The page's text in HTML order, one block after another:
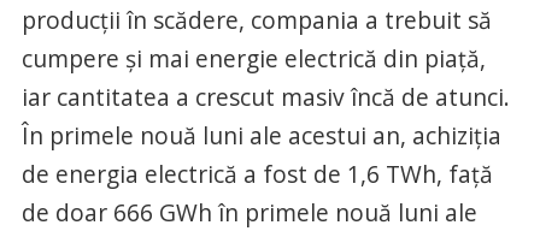
producții în scădere, compania a trebuit să
cumpere și mai energie electrică din piață,
iar cantitatea a crescut masiv încă de atunci.
În primele nouă luni ale acestui an, achiziția
de energia electrică a fost de 1,6 TWh, față
de doar 666 GWh în primele nouă luni ale